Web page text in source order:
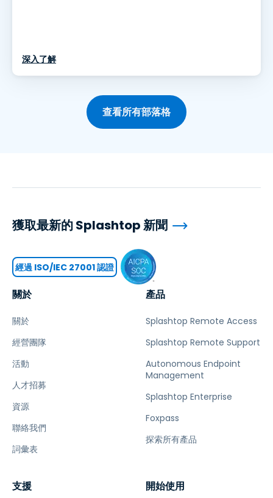
深入了解
查看所有部落格
關於
關於
經營團隊
活動
人才招募
資源
聯絡我們
詞彙表
產品
Splashtop Remote Access
Splashtop Remote Support
Autonomous Endpoint
Management
Splashtop Enterprise
Foxpass
探索所有產品
支援 開始使用
獲取最新的 Splashtop 新聞
經過 ISO/IEC 27001 認證